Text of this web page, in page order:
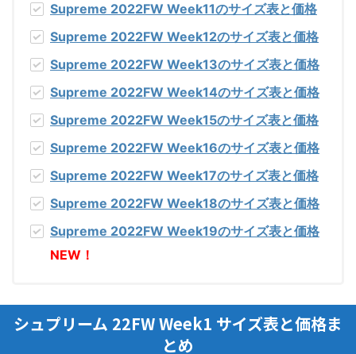
Supreme 2022FW Week11のサイズ表と価格
Supreme 2022FW Week12のサイズ表と価格
Supreme 2022FW Week13のサイズ表と価格
Supreme 2022FW Week14のサイズ表と価格
Supreme 2022FW Week15のサイズ表と価格
Supreme 2022FW Week16のサイズ表と価格
Supreme 2022FW Week17のサイズ表と価格
Supreme 2022FW Week18のサイズ表と価格
Supreme 2022FW Week19のサイズ表と価格
NEW！
シュプリーム 22FW Week1 サイズ表と価格ま
とめ